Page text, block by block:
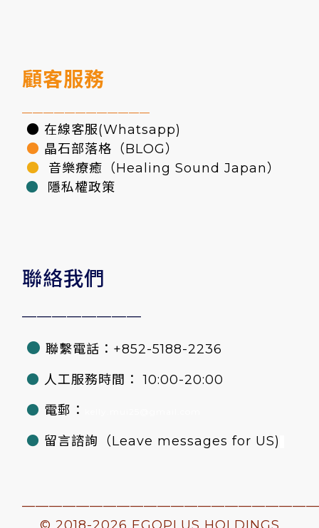
顧客服務
————————————
● 在線客服(Whatsapp)
● 晶石部落格（BLOG）
●
音樂療癒（Healing Sound Japan）
●
隱私權政策
聯絡我們
————————
● 聯繫電話：+852-5188-2236
● 人工服務時間： 10:00-20:00
● 電郵：
● 留言諮詢 （Leave messages for US)